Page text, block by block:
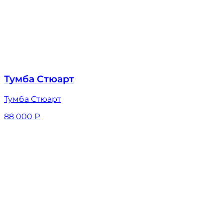
Тумба Стюарт
Тумба Стюарт
88 000 ₽